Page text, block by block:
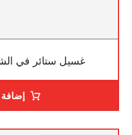
غسيل ستائر في الشارقة :